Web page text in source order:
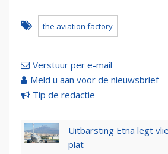
the aviation factory
Verstuur per e-mail
Meld u aan voor de nieuwsbrief
Tip de redactie
Uitbarsting Etna legt
plat